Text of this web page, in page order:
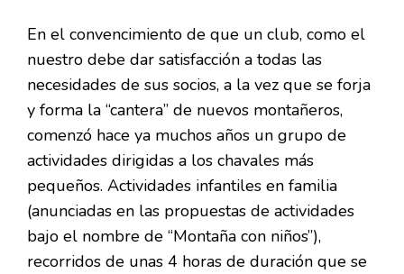
En el convencimiento de que un club, como el
nuestro debe dar satisfacción a todas las
necesidades de sus socios, a la vez que se forja
y forma la “cantera” de nuevos montañeros,
comenzó hace ya muchos años un grupo de
actividades dirigidas a los chavales más
pequeños. Actividades infantiles en familia
(anunciadas en las propuestas de actividades
bajo el nombre de “Montaña con niños”),
recorridos de unas 4 horas de duración que se